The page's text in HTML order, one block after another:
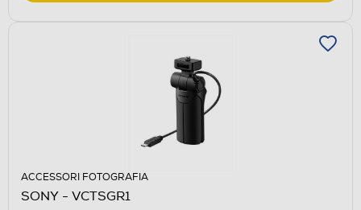
ACCESSORI FOTOGRAFIA
SONY - VCTSGR1